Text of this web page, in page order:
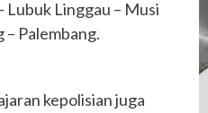
Lubuk Linggau – Musi
– Palembang.
kepolisian juga